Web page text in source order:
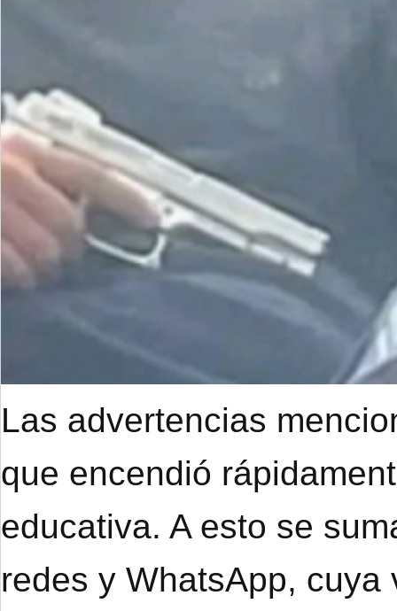
Las advertencias
que encendió
educativa. A esto se
redes y WhatsApp,